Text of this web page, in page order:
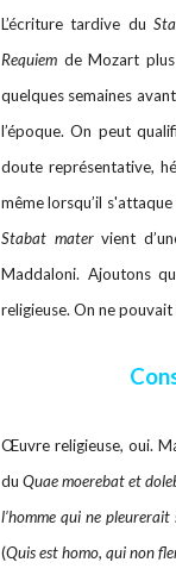
L’écriture tardive du
Requiem de Mozart
quelques semaines
l’époque. On peut
doute représentative,
même lorsqu’il s'attaque
Stabat matervient
Maddaloni. Ajoutons
religieuse. On ne
Œuvre religieuse, oui.
duQuae moerebat et
l’homme qui ne
(Quis est homo, qui non